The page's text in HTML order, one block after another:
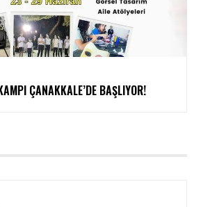
ÇANAKKALE’DE BAŞLIYOR!